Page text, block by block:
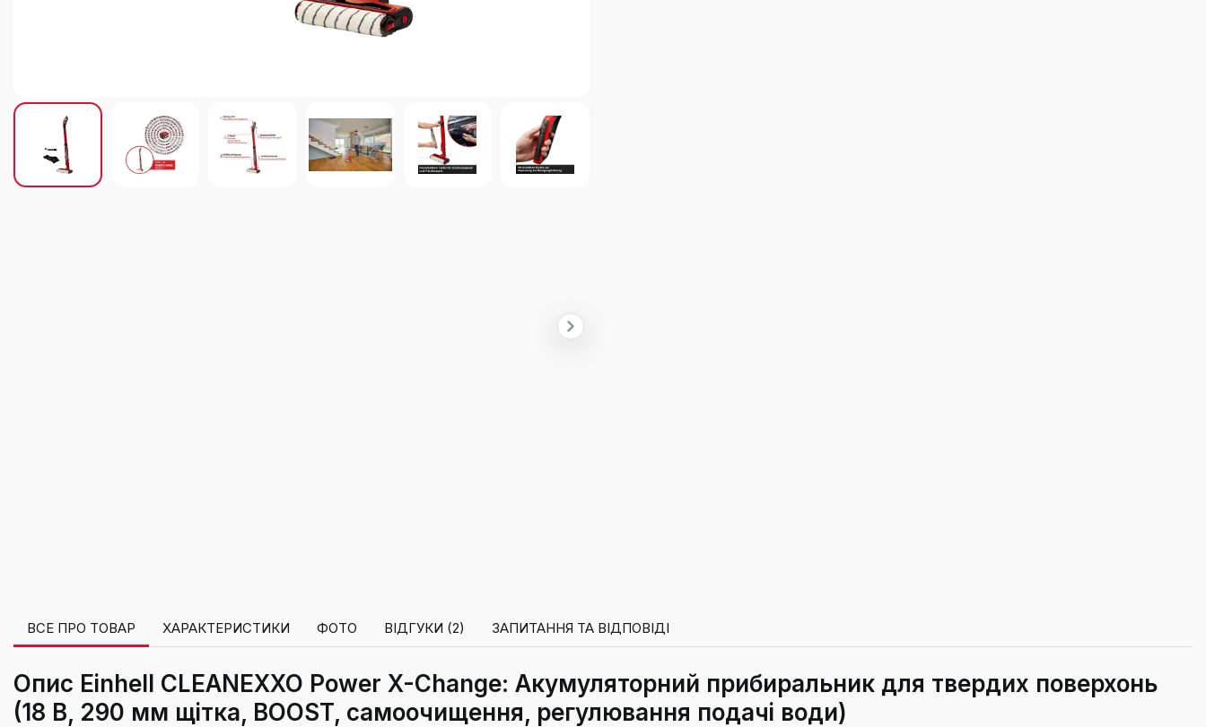
ВСЕ ПРО ТОВАР ХАРАКТЕРИСТИКИ ФОТО ВІДГУКИ (2) ЗАПИТАННЯ ТА ВІДПОВІДІ
Опис Einhell CLEANEXXO Power X-Change: Акумуляторний прибиральник для твердих поверхонь
(18 В, 290 мм щітка, BOOST, самоочищення, регулювання подачі води)